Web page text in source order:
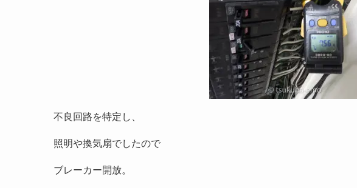
不良回路を特定し、
照明や換気扇でしたので
ブレーカー開放。